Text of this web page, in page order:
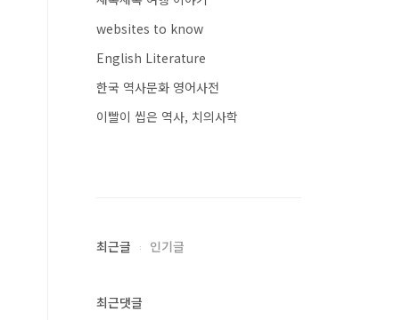
websites to know
English Literature
한국 역사문화 영어사전
이빨이 씹은 역사, 치의사학
최근글 인기글
최근댓글